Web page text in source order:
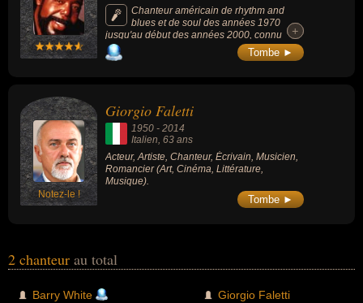
de musique soul, acteur, écrivain ou romancier. En ce qui concerne
leurs nationalités au moment de leurs morts, ils peuvent avoir été
américain ou italien par exemple.
Chanteur américain de rhythm and
blues et de soul des années 1970
jusqu'au début des années 2000, connu
pour sa voix grave et suave, et ses chansons
« Never Never Gonna Give Ya Up » (1973), «
+
+
Tombe ►
Notez-le !
Giorgio Faletti
1950 - 2014
Italien , 63 ans
Acteur, Artiste, Chanteur, Écrivain, Musicien,
Romancier (Art, Cinéma, Littérature,
Musique).
Tombe ►
2 chanteur au total
Barry White Giorgio Faletti